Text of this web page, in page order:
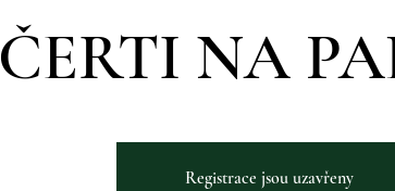
ČERTI NA
Registrace jsou uzavřeny